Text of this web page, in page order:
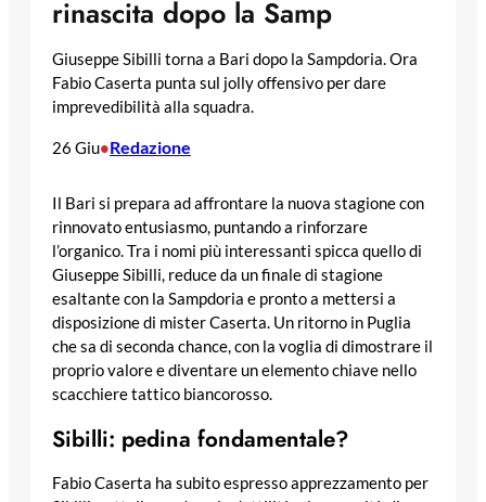
rinascita dopo la Samp
Giuseppe Sibilli torna a Bari dopo la Sampdoria. Ora
Fabio Caserta punta sul jolly offensivo per dare
imprevedibilità alla squadra.
26 Giu•Redazione
Il Bari si prepara ad affrontare la nuova stagione con
rinnovato entusiasmo, puntando a rinforzare
l’organico. Tra i nomi più interessanti spicca quello di
Giuseppe Sibilli, reduce da un finale di stagione
esaltante con la Sampdoria e pronto a mettersi a
disposizione di mister Caserta. Un ritorno in Puglia
che sa di seconda chance, con la voglia di dimostrare il
proprio valore e diventare un elemento chiave nello
scacchiere tattico biancorosso.
Sibilli: pedina fondamentale?
Fabio Caserta ha subito espresso apprezzamento per